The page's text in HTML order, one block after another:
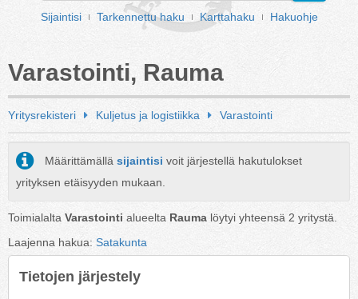
Sijaintisi Tarkennettu haku Karttahaku Hakuohje
Varastointi, Rauma
Yritysrekisteri Kuljetus ja logistiikka Varastointi
Määrittämällä sijaintisi voit järjestellä hakutulokset
yrityksen etäisyyden mukaan.
Toimialalta Varastointi alueelta Rauma löytyi yhteensä 2 yritystä.
Laajenna hakua: Satakunta
Tietojen järjestely